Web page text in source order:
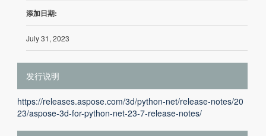
添加日期:
July 31, 2023
发行说明
https://releases.aspose.com/3d/python-net/release-notes/20
23/aspose-3d-for-python-net-23-7-release-notes/